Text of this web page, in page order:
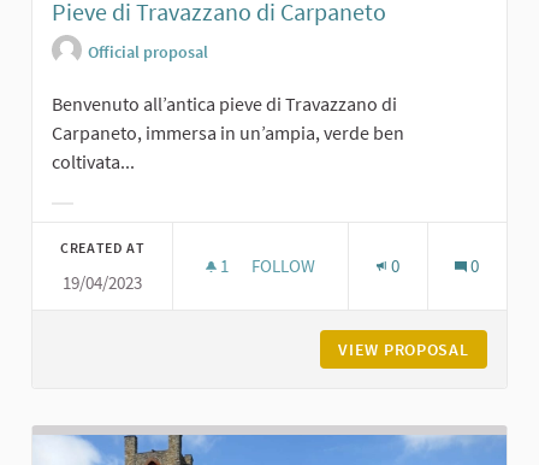
Pieve di Travazzano di Carpaneto
Official proposal
Benvenuto all’antica pieve di Travazzano di
Carpaneto, immersa in un’ampia, verde ben
coltivata...
CREATED AT
19/04/2023
1 1 FOLLOWER
FOLLOW 0 0
VIEW PROPOSAL